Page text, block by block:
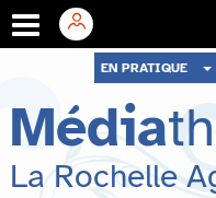
menu
contenu
recherche
EN PRATIQUE
Média
La Rochelle